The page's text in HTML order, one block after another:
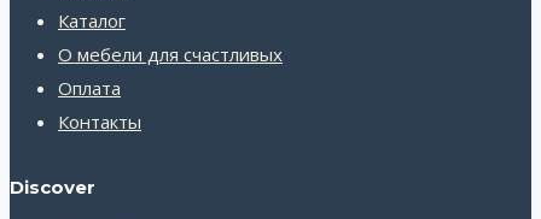
Каталог
О мебели для счастливых
Оплата
Контакты
Discover